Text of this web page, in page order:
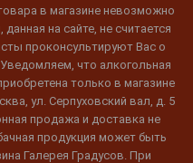
в магазине невозможно
на сайте, не считается
проконсультируют Вас о
что алкогольная
только в магазине
ул. Серпуховский вал, д. 5
продажа и доставка не
продукция может быть
Галерея Градусов. При